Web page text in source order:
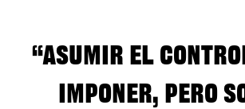
“Asumir el
imponer, pero